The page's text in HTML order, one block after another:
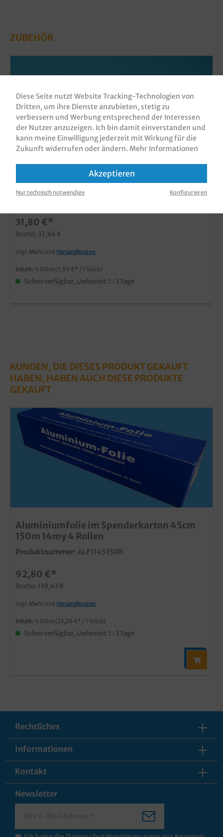
ZUBEHÖR
Frischhaltefolie PVC lose auf Rolle 300m
verschiedene Breiten 4Ro.
31,80 €*
Brutto: 37,84 €
zzgl. MwSt und Versandkosten
Inhalt: 4 Stück (7,95 €* / 1 Stück)
Sofort verfügbar, Lieferzeit: 1-3 Tage
KUNDEN, DIE DIESES PRODUKT GEKAUFT
HABEN, HABEN AUCH DIESE PRODUKTE
GEKAUFT
Aluminiumfolie im Spenderkarton 45cm
150m 14my 4 Rollen
Produktnummer: ALF1145150B
92,80 €*
Brutto: 110,43 €
zzgl. MwSt und Versandkosten
Inhalt: 4 Stück (23,20 €* / 1 Stück)
Sofort verfügbar, Lieferzeit: 1-3 Tage
Rechtliches
Informationen
Kontakt
Newsletter
Diese Seite nutzt Website Tracking-Technologien von
Dritten, um ihre Dienste anzubieten, stetig zu
verbessern und Werbung entsprechend der Interessen
der Nutzer anzuzeigen. Ich bin damit einverstanden und
kann meine Einwilligung jederzeit mit Wirkung für die
Zukunft widerrufen oder ändern. Mehr Informationen
Akzeptieren
Nur technisch notwendige Konfigurieren